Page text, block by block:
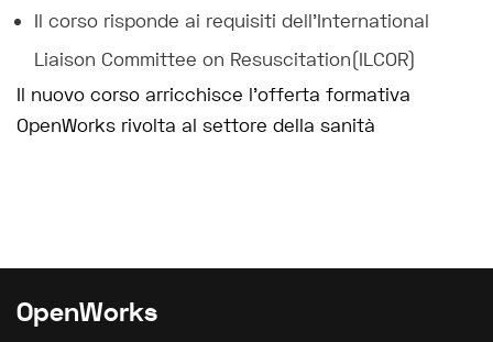
Il corso risponde ai requisiti dell’International
Liaison Committee on Resuscitation(ILCOR)
Il nuovo corso arricchisce l’offerta formativa
OpenWorks rivolta al settore della sanità
OpenWorks